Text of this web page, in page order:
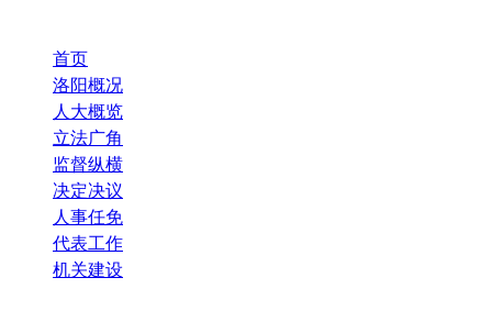
首页
洛阳概况
人大概览
立法广角
监督纵横
决定决议
人事任免
代表工作
机关建设